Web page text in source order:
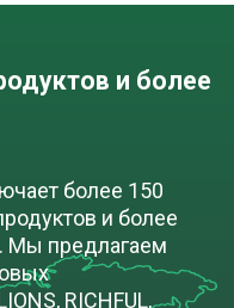
и более
более 150
и более
Мы предлагаем
RICHFUL,